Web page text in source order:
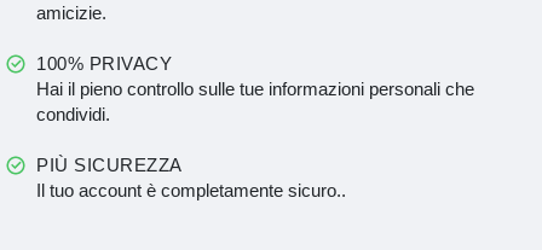
amicizie.
100% PRIVACY
Hai il pieno controllo sulle tue informazioni personali che
condividi.
PIÙ SICUREZZA
Il tuo account è completamente sicuro..